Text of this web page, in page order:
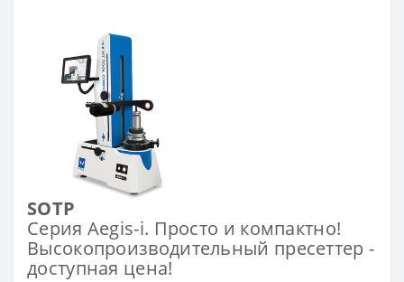
SOTP
Серия Aegis-i. Просто и компактно!
Высокопроизводительный пресеттер -
доступная цена!